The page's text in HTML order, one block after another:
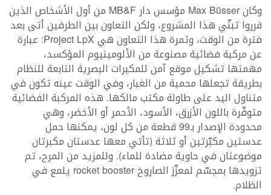
وكان Max Büsser مؤسس دار MB&F من أول الأشخاص الذين
قرروا تبنّي هذا المشروع، ولكن التعاون بين الطرفين أتى بعد
فترة من الوقت، وثمرة هذا التعاون هي Project LpX: عبارة
عن مركبة فضائية مصنوعة من الألومينيوم المؤكسد،
مهمتها تشكيل موقع آمن للمكبرات البصرية التابعة للنظام
بطريقة تجعلها محمية من الغبار، وفي الوقت عينه تكون في
متناول اليد على طاولة مكتب مالكها. هذه المركبة الفضائية
متوفّرة باللون الأزرق، الأسود، الأحمر أو الأخضر، وهي
محدودة الإصدار بـ99 قطعة من كل لون، يمكنها حمل
عدستين مكبّرتين أو ثلاثة (تأتي معها عدستان مكبرتان
موضوعتان في حاوية مضادة للماء). وللمزيد من المرح، تم
تزويدها بمجسّم لمعزّز الصاروخ rocket booster يلمع في
الظلام.